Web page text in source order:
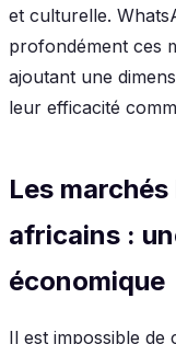
et culturelle.
profondément ces
ajoutant une
leur efficacité
Les
africains :
économique
Il est impossible